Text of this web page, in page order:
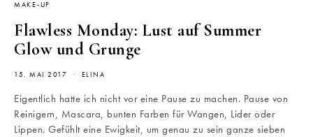
MAKE-UP
Flawless Monday: Lust auf Summer
Glow und Grunge
15. MAI 2017 ELINA
Eigentlich hatte ich nicht vor eine Pause zu machen. Pause von
Reinigern, Mascara, bunten Farben für Wangen, Lider oder
Lippen. Gefühlt eine Ewigkeit, um genau zu sein ganze sieben